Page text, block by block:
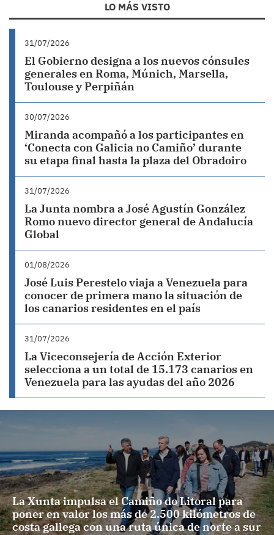
LO MÁS VISTO
31/07/2026
El Gobierno designa a los nuevos cónsules
generales en Roma, Múnich, Marsella,
Toulouse y Perpiñán
30/07/2026
Miranda acompañó a los participantes en
‘Conecta con Galicia no Camiño’ durante
su etapa final hasta la plaza del Obradoiro
31/07/2026
La Junta nombra a José Agustín González
Romo nuevo director general de Andalucía
Global
01/08/2026
José Luis Perestelo viaja a Venezuela para
conocer de primera mano la situación de
los canarios residentes en el país
31/07/2026
La Viceconsejería de Acción Exterior
selecciona a un total de 15.173 canarios en
Venezuela para las ayudas del año 2026
La Xunta impulsa el Camiño do Litoral para
poner en valor los más de 2.500 kilómetros de
costa gallega con una ruta única de norte a sur